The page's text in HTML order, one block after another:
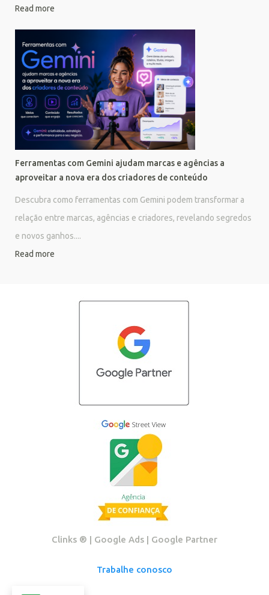
Read more
Ferramentas com Gemini ajudam marcas e agências a
aproveitar a nova era dos criadores de conteúdo
Descubra como ferramentas com Gemini podem transformar a
relação entre marcas, agências e criadores, revelando segredos
e novos ganhos....
Read more
Clinks ®️ | Google Ads | Google Partner
Trabalhe conosco